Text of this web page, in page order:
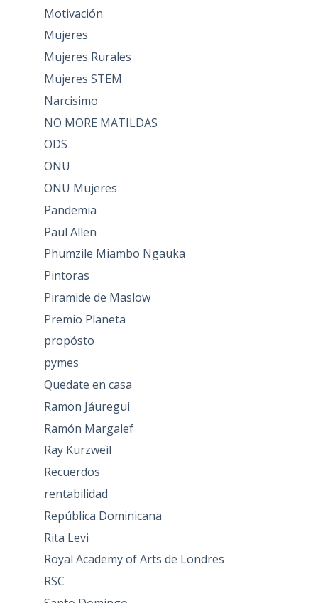
Motivación
Mujeres
Mujeres Rurales
Mujeres STEM
Narcisimo
NO MORE MATILDAS
ODS
ONU
ONU Mujeres
Pandemia
Paul Allen
Phumzile Miambo Ngauka
Pintoras
Piramide de Maslow
Premio Planeta
propósto
pymes
Quedate en casa
Ramon Jáuregui
Ramón Margalef
Ray Kurzweil
Recuerdos
rentabilidad
República Dominicana
Rita Levi
Royal Academy of Arts de Londres
RSC